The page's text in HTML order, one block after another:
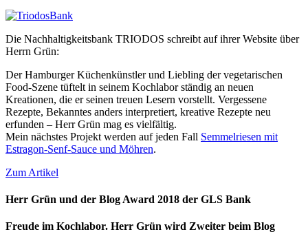
Die Nachhaltigkeitsbank TRIODOS schreibt auf ihrer Website über
Herrn Grün:
Der Hamburger Küchenkünstler und Liebling der vegetarischen
Food-Szene tüftelt in seinem Kochlabor ständig an neuen
Kreationen, die er seinen treuen Lesern vorstellt. Vergessene
Rezepte, Bekanntes anders interpretiert, kreative Rezepte neu
erfunden – Herr Grün mag es vielfältig.
Mein nächstes Projekt werden auf jeden Fall Semmelriesen mit
Estragon-Senf-Sauce und Möhren.
Zum Artikel
Herr Grün und der Blog Award 2018 der GLS Bank
Freude im Kochlabor. Herr Grün wird Zweiter beim Blog